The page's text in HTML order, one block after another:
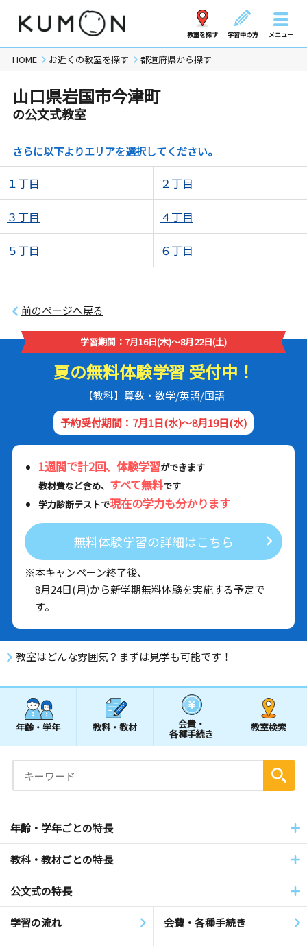
教室を探す 学習中の方 メニュー
HOME お近くの教室を探す 都道府県から探す
山口県岩国市今津町
の公文式教室
さらに以下よりエリアを選択してください。
１丁目 ２丁目
３丁目 ４丁目
５丁目 ６丁目
前のページへ戻る
学習期間：7月16日(木)～8月22日(土)
夏の無料体験学習 受付中！
【教科】算数・数学/英語/国語
予約受付期間：7月1日(水)～8月19日(水)
1週間で計2回、体験学習ができます
教材費など含め、 すべて無料です
学力診断テストで現在の学力も分かります
無料体験学習の詳細はこちら
※本キャンペーン終了後、
8月24日(月)から新学期無料体験を実施する予定で
す。
教室はどんな雰囲気？まずは見学も可能です！
年齢・学年 教科・教材 会費・
各種手続き
教室検索
年齢・学年ごとの特長
教科・教材ごとの特長
公文式の特長
学習の流れ 会費・各種手続き